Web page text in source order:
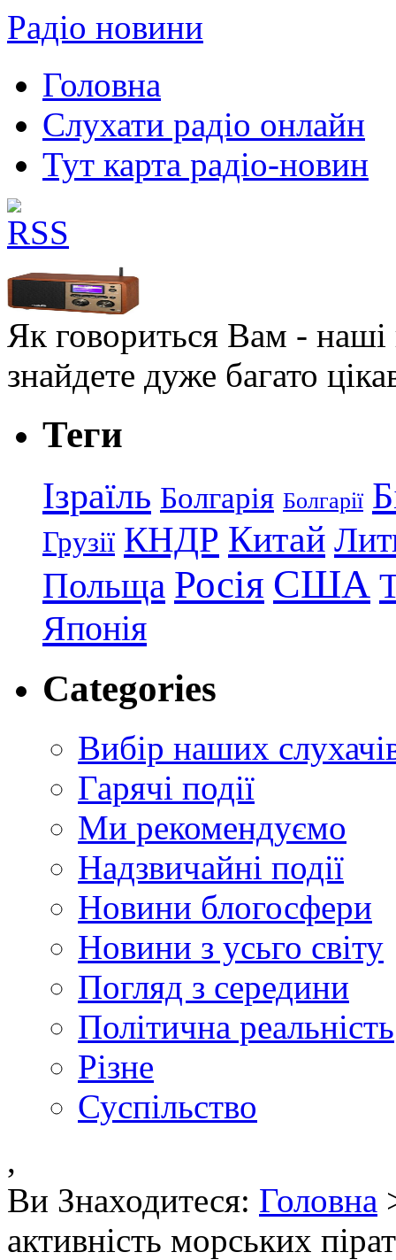
Радіо новини
Головна
Слухати радіо онлайн
Тут карта радіо-новин
Як говориться Вам - наші
знайдете дуже багато
Теги
Ізраїль Болгарія Болгарії
Грузії КНДР Китай
Польща Росія США
Японія
Categories
Вибір наших
Гарячі події
Ми рекомендуємо
Надзвичайні події
Новини блогосфери
Новини з усьго світу
Погляд з середини
Політична реальність
Різне
Суспільство
,
Ви Знаходитеся: Головна
активність морських